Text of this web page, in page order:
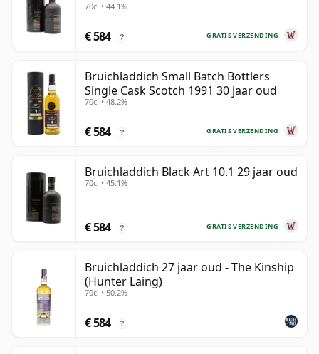
70cl • 44.1%
GRATIS VERZENDING
€ 584 ?
Bruichladdich Small Batch Bottlers
Single Cask Scotch 1991 30 jaar oud
70cl • 48.2%
GRATIS VERZENDING
€ 584 ?
Bruichladdich Black Art 10.1 29 jaar oud
70cl • 45.1%
GRATIS VERZENDING
€ 584 ?
Bruichladdich 27 jaar oud - The Kinship
(Hunter Laing)
70cl • 50.2%
€ 584 ?